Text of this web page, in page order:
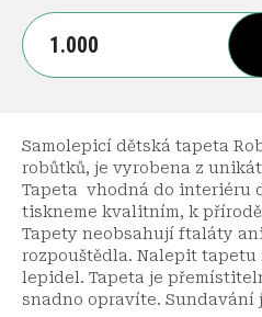
Samolepicí dětská tapeta
robůtků, je vyrobena z
Tapeta vhodná do interiéru
tiskneme kvalitním, k
Tapety neobsahují ftaláty
rozpouštědla. Nalepit tapetu
lepidel. Tapeta je
snadno opravíte. Sundavání